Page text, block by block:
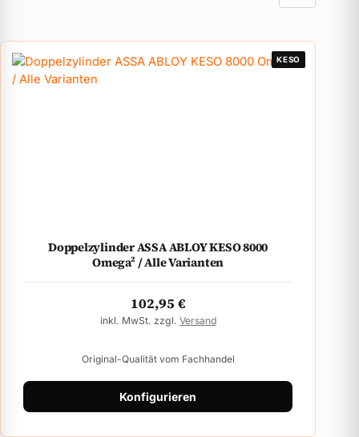
KESO
Doppelzylinder ASSA ABLOY KESO 8000
Omega² / Alle Varianten
102,95 €
inkl. MwSt. zzgl. Versand
Original-Qualität vom Fachhandel
Konfigurieren